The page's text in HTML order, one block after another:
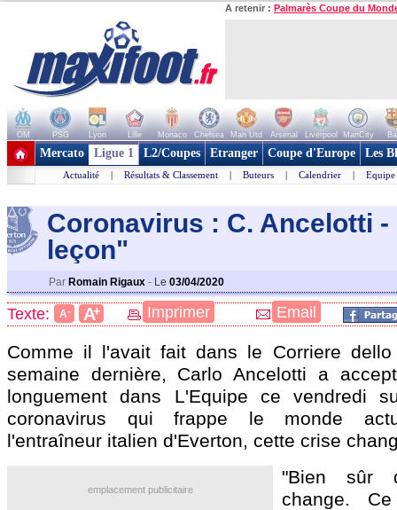
A retenir : Palmarès Coupe du
OM PSG Lyon Lille Monaco Chelsea Man Utd Arsenal Liverpool ManCity
+ de clubs
Mercato Ligue 1 L2/Coupes Etranger Coupe d'Europe Les
Actualité | Résultats & Classement | Buteurs | Calendrier | Equipe
Coronavirus : C. Ancelotti
leçon"
Par Romain Rigaux - Le 03/04/2020
Texte: A- A+ Imprimer Email
Comme il l'avait fait dans le Corriere
semaine dernière, Carlo Ancelotti a
longuement dans L'Equipe ce vendredi
coronavirus qui frappe le monde
l'entraîneur italien d'Everton, cette crise
emplacement publicitaire
"Bien sûr
change.